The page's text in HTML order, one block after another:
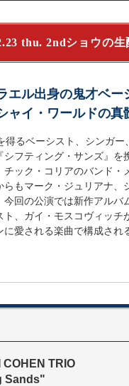
thu. 2ndショウの
エル出身の鬼才ベー
ャイ・ワールドの真
得るベーシスト、シンガ
フティング・サンズ』
チック・コリアのバンド
もマーク・ジュリアナ
回の公演では新作アル
、ガイ・モスコヴィッ
愛される楽曲で構成さ
COHEN TRIO
Sands"